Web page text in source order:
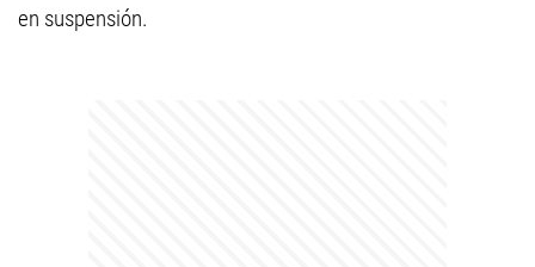
en suspensión.